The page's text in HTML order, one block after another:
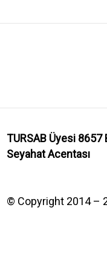
TURSAB Üyesi 8657
Seyahat Acentası
© Copyright 2014 –